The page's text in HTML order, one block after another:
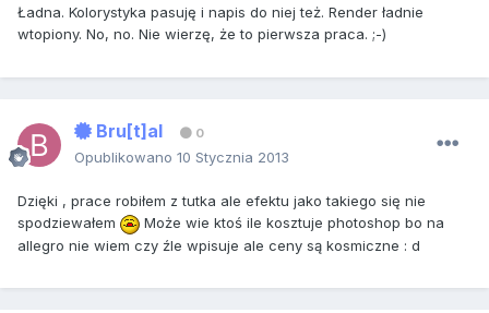
Ładna. Kolorystyka pasuję i napis do niej też. Render ładnie
wtopiony. No, no. Nie wierzę, że to pierwsza praca. ;-)
Bru[t]al 0
Opublikowano 10 Stycznia 2013
Dzięki , prace robiłem z tutka ale efektu jako takiego się nie
spodziewałem
Może wie ktoś ile kosztuje photoshop bo na
allegro nie wiem czy źle wpisuje ale ceny są kosmiczne : d